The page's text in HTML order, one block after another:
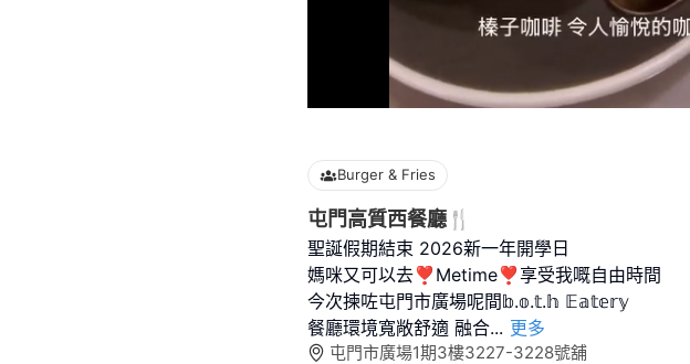
Loaded:
100.00%
Burger & Fries
屯門高質西餐廳🍴
聖誕假期結束 2026新一年開學日
媽咪又可以去❣️Metime❣️享受我嘅自由時間
今次揀咗屯門市廣場呢間𝕓.𝕠.𝕥.𝕙 𝔼𝕒𝕥𝕖𝕣𝕪
餐廳環境寬敞舒適 融合... 更多
屯門市廣場1期3樓3227-3228號舖